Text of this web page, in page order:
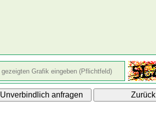
Unverbindlich anfragen
Zurück